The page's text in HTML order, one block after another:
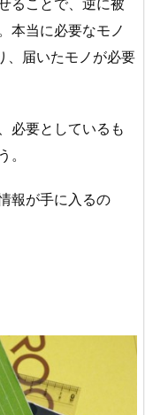
本当に必要なモノ
、届いたモノが必要
必要としているも
。
報が手に入るの